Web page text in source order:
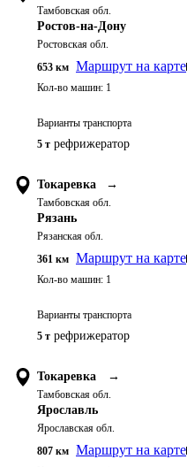
Тамбовская обл.
Ростов-на-Дону
Ростовская обл.
653 км Маршрут на карте
Кол-во машин: 1
Варианты транспорта
5 т рефрижератор
Токаревка →
Тамбовская обл.
Рязань
Рязанская обл.
361 км Маршрут на карте
Кол-во машин: 1
Варианты транспорта
5 т рефрижератор
Токаревка →
Тамбовская обл.
Ярославль
Ярославская обл.
807 км Маршрут на карте